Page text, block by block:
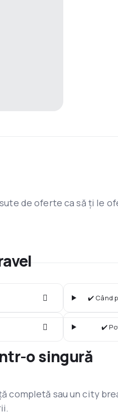
de oferte ca să ți le
✔️ Când
✔️
o singură
completă sau un city